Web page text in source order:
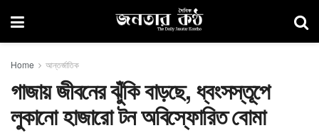
Home আন্তর্জাতিক
গাজায় জীবনের ঝুঁকি বাড়ছে, ধ্বংসস্তূপে
লুকানো হাজারো টন অবিস্ফোরিত বোমা